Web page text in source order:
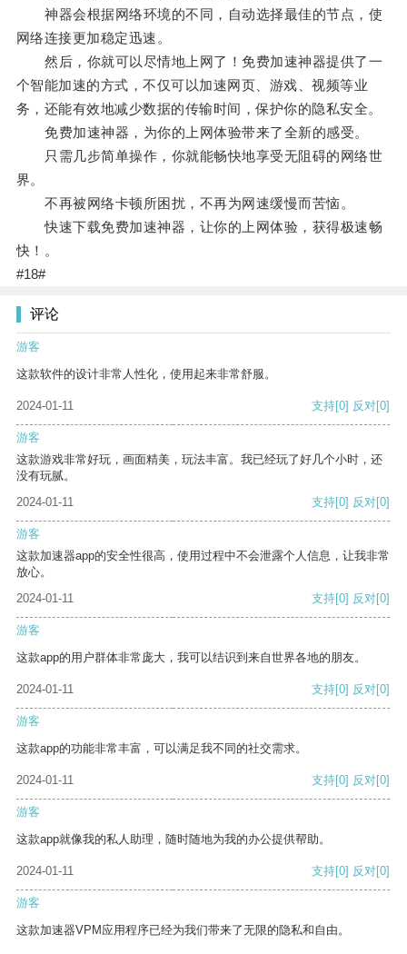
神器会根据网络环境的不同，自动选择最佳的节点，使
网络连接更加稳定迅速。
然后，你就可以尽情地上网了！免费加速神器提供了一
个智能加速的方式，不仅可以加速网页、游戏、视频等业
务，还能有效地减少数据的传输时间，保护你的隐私安全。
免费加速神器，为你的上网体验带来了全新的感受。
只需几步简单操作，你就能畅快地享受无阻碍的网络世
界。
不再被网络卡顿所困扰，不再为网速缓慢而苦恼。
快速下载免费加速神器，让你的上网体验，获得极速畅
快！。
#18#
评论
游客
这款软件的设计非常人性化，使用起来非常舒服。
2024-01-11 支持[0] 反对[0]
游客
这款游戏非常好玩，画面精美，玩法丰富。我已经玩了好几个小时，还
没有玩腻。
2024-01-11
支持[0] 反对[0]
游客
这款加速器app的安全性很高，使用过程中不会泄露个人信息，让我非常
放心。
2024-01-11
支持[0] 反对[0]
游客
这款app的用户群体非常庞大，我可以结识到来自世界各地的朋友。
2024-01-11 支持[0] 反对[0]
游客
这款app的功能非常丰富，可以满足我不同的社交需求。
2024-01-11 支持[0] 反对[0]
游客
这款app就像我的私人助理，随时随地为我的办公提供帮助。
2024-01-11 支持[0] 反对[0]
游客
这款加速器VPM应用程序已经为我们带来了无限的隐私和自由。